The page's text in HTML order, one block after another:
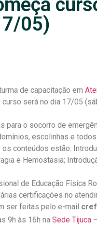
05)
de capacitação em
curso será no dia 17/05
para o socorro de
escolinhas e
conteúdos estão:
e Hemostasia;
de Educação Física
certificações no
ser feitas pelo e-mail
9h às 16h na Sede Tijuca